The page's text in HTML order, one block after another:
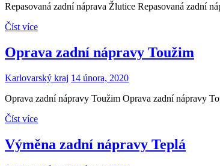
Repasovaná zadní náprava Žlutice Repasovaná zadní
Číst více
Oprava zadní nápravy Toužim
Karlovarský kraj 14 února, 2020
Oprava zadní nápravy Toužim Oprava zadní nápravy
Číst více
Výměna zadní nápravy Teplá